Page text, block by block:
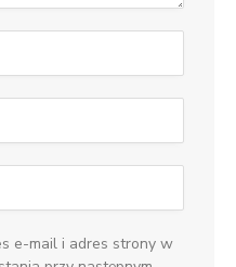
e-mail i adres strony w